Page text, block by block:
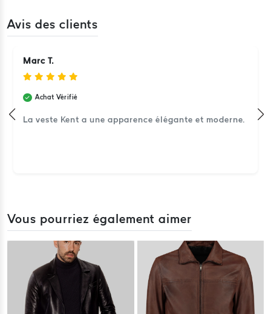
Avis des clients
Marc T.
Achat Vérifié
La veste Kent a une apparence élégante et moderne.
Vous pourriez également aimer